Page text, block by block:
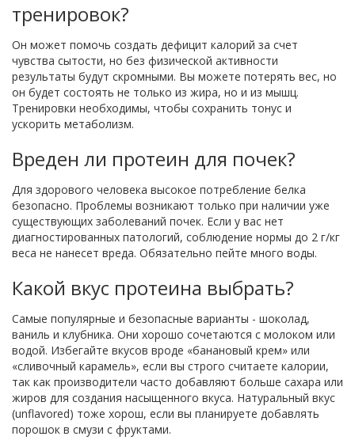
тренировок?
Он может помочь создать дефицит калорий за счет
чувства сытости, но без физической активности
результаты будут скромными. Вы можете потерять вес, но
он будет состоять не только из жира, но и из мышц.
Тренировки необходимы, чтобы сохранить тонус и
ускорить метаболизм.
Вреден ли протеин для почек?
Для здорового человека высокое потребление белка
безопасно. Проблемы возникают только при наличии уже
существующих заболеваний почек. Если у вас нет
диагностированных патологий, соблюдение нормы до 2 г/кг
веса не нанесет вреда. Обязательно пейте много воды.
Какой вкус протеина выбрать?
Самые популярные и безопасные варианты - шоколад,
ваниль и клубника. Они хорошо сочетаются с молоком или
водой. Избегайте вкусов вроде «банановый крем» или
«сливочный карамель», если вы строго считаете калории,
так как производители часто добавляют больше сахара или
жиров для создания насыщенного вкуса. Натуральный вкус
(unflavored) тоже хорош, если вы планируете добавлять
порошок в смузи с фруктами.